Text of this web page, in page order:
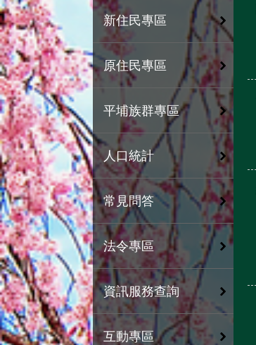
新住民專區
原住民專區
平埔族群專區
人口統計
常見問答
法令專區
資訊服務查詢
互動專區